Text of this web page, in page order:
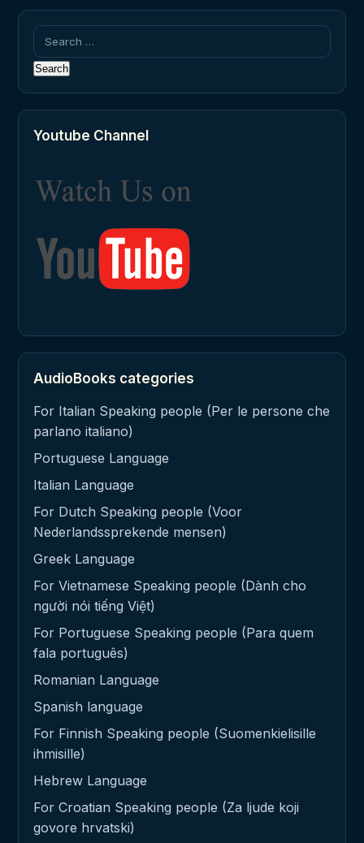
Search
for:
Youtube Channel
AudioBooks categories
For Italian Speaking people (Per le persone che
parlano italiano)
Portuguese Language
Italian Language
For Dutch Speaking people (Voor
Nederlandssprekende mensen)
Greek Language
For Vietnamese Speaking people (Dành cho
người nói tiếng Việt)
For Portuguese Speaking people (Para quem
fala português)
Romanian Language
Spanish language
For Finnish Speaking people (Suomenkielisille
ihmisille)
Hebrew Language
For Croatian Speaking people (Za ljude koji
govore hrvatski)